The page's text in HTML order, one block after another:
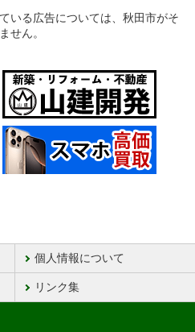
いる広告については、秋田市がそ
せん。
個人情報について
リンク集